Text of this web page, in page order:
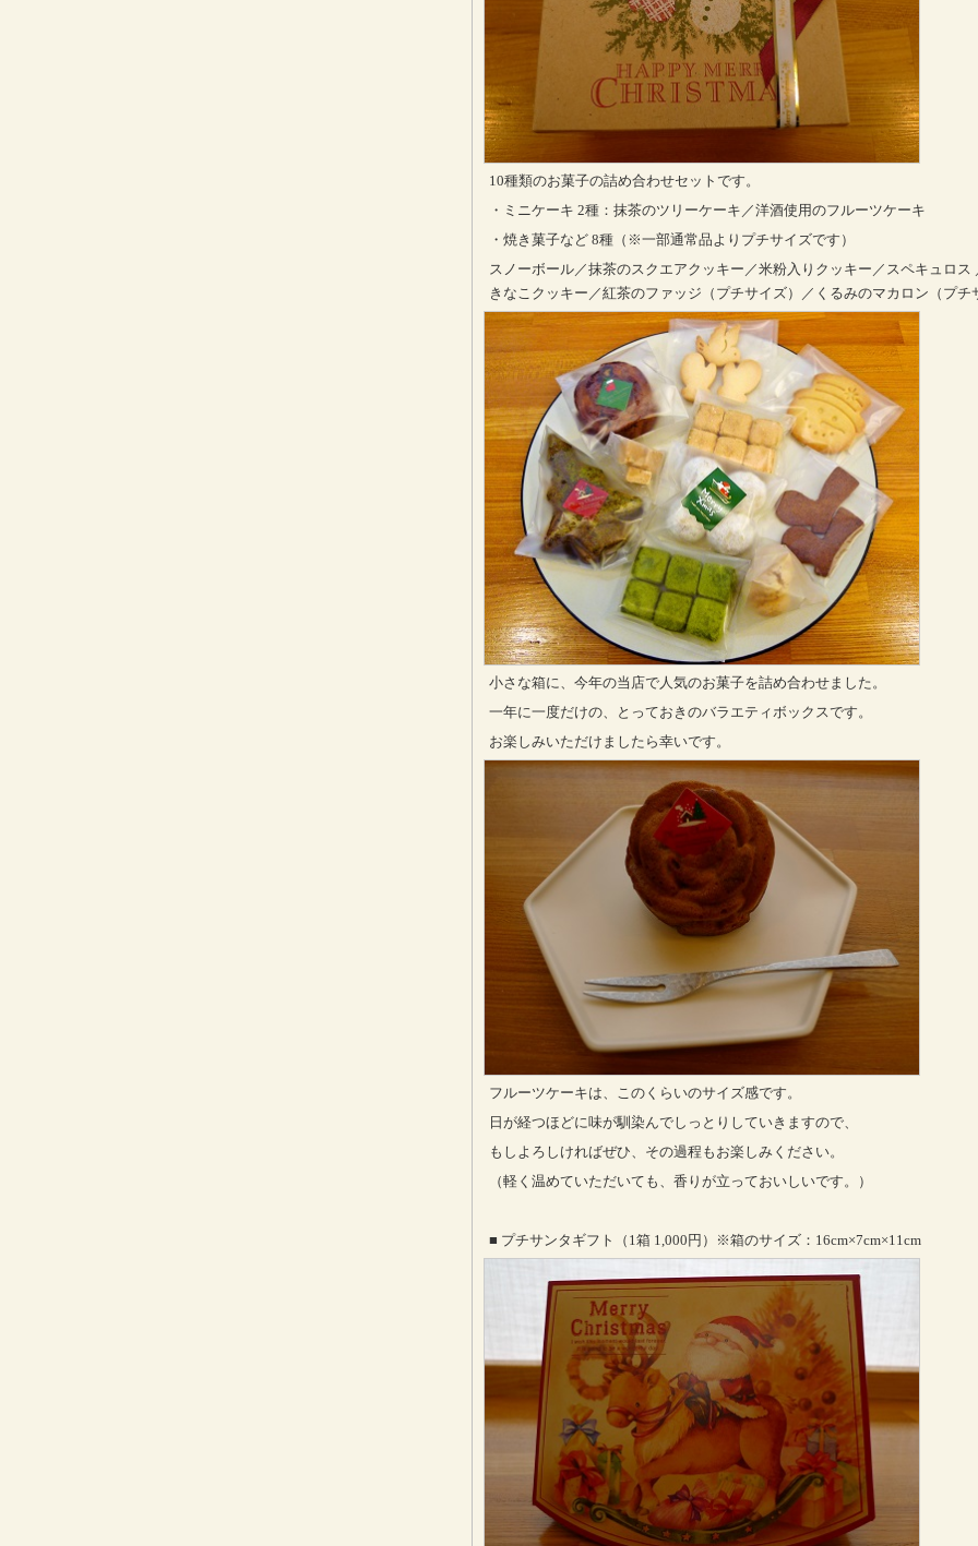
10種類のお菓子の詰め合わせセットです。
・ミニケーキ 2種：抹茶のツリーケーキ／洋酒使用のフルーツケーキ
・焼き菓子など 8種（※一部通常品よりプチサイズです）
スノーボール／抹茶のスクエアクッキー／米粉入りクッキー／スペキュロス
きなこクッキー／紅茶のファッジ（プチサイズ）／くるみのマカロン（プチ
小さな箱に、今年の当店で人気のお菓子を詰め合わせました。
一年に一度だけの、とっておきのバラエティボックスです。
お楽しみいただけましたら幸いです。
フルーツケーキは、このくらいのサイズ感です。
日が経つほどに味が馴染んでしっとりしていきますので、
もしよろしければぜひ、その過程もお楽しみください。
（軽く温めていただいても、香りが立っておいしいです。）
■ プチサンタギフト（1箱 1,000円）※箱のサイズ：16cm×7cm×11cm